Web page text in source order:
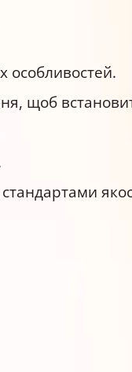
особливостей.
щоб